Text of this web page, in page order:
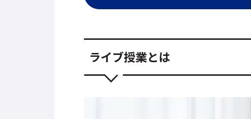
ライブ授業とは